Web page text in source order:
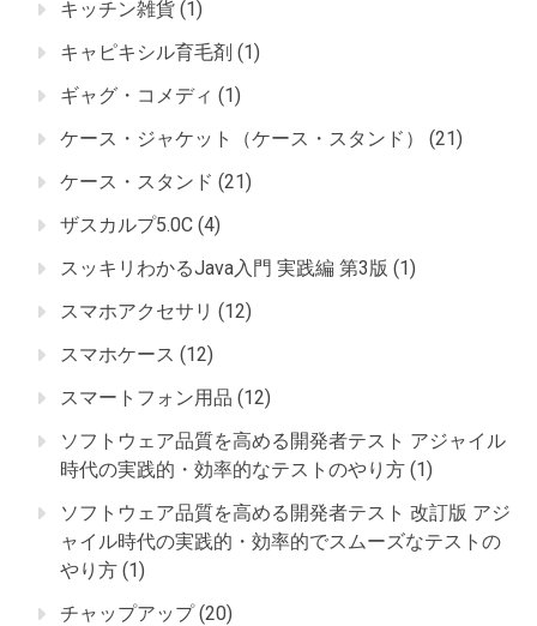
キッチン雑貨 (1)
キャピキシル育毛剤 (1)
ギャグ・コメディ (1)
ケース・ジャケット（ケース・スタンド）
(21)
ケース・スタンド (21)
ザスカルプ5.0C (4)
スッキリわかるJava入門 実践編 第3版 (1)
スマホアクセサリ (12)
スマホケース (12)
スマートフォン用品 (12)
ソフトウェア品質を高める開発者テスト アジャイル
時代の実践的・効率的なテストのやり方 (1)
ソフトウェア品質を高める開発者テスト 改訂版 アジ
ャイル時代の実践的・効率的でスムーズなテストの
やり方 (1)
チャップアップ(20)